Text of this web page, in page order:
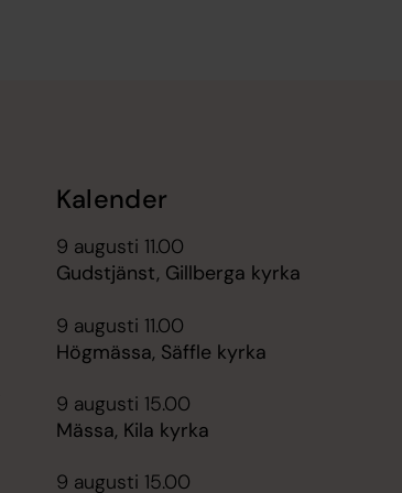
Kalender
9 augusti 11.00
Gudstjänst, Gillberga kyrka
9 augusti 11.00
Högmässa, Säffle kyrka
9 augusti 15.00
Mässa, Kila kyrka
9 augusti 15.00